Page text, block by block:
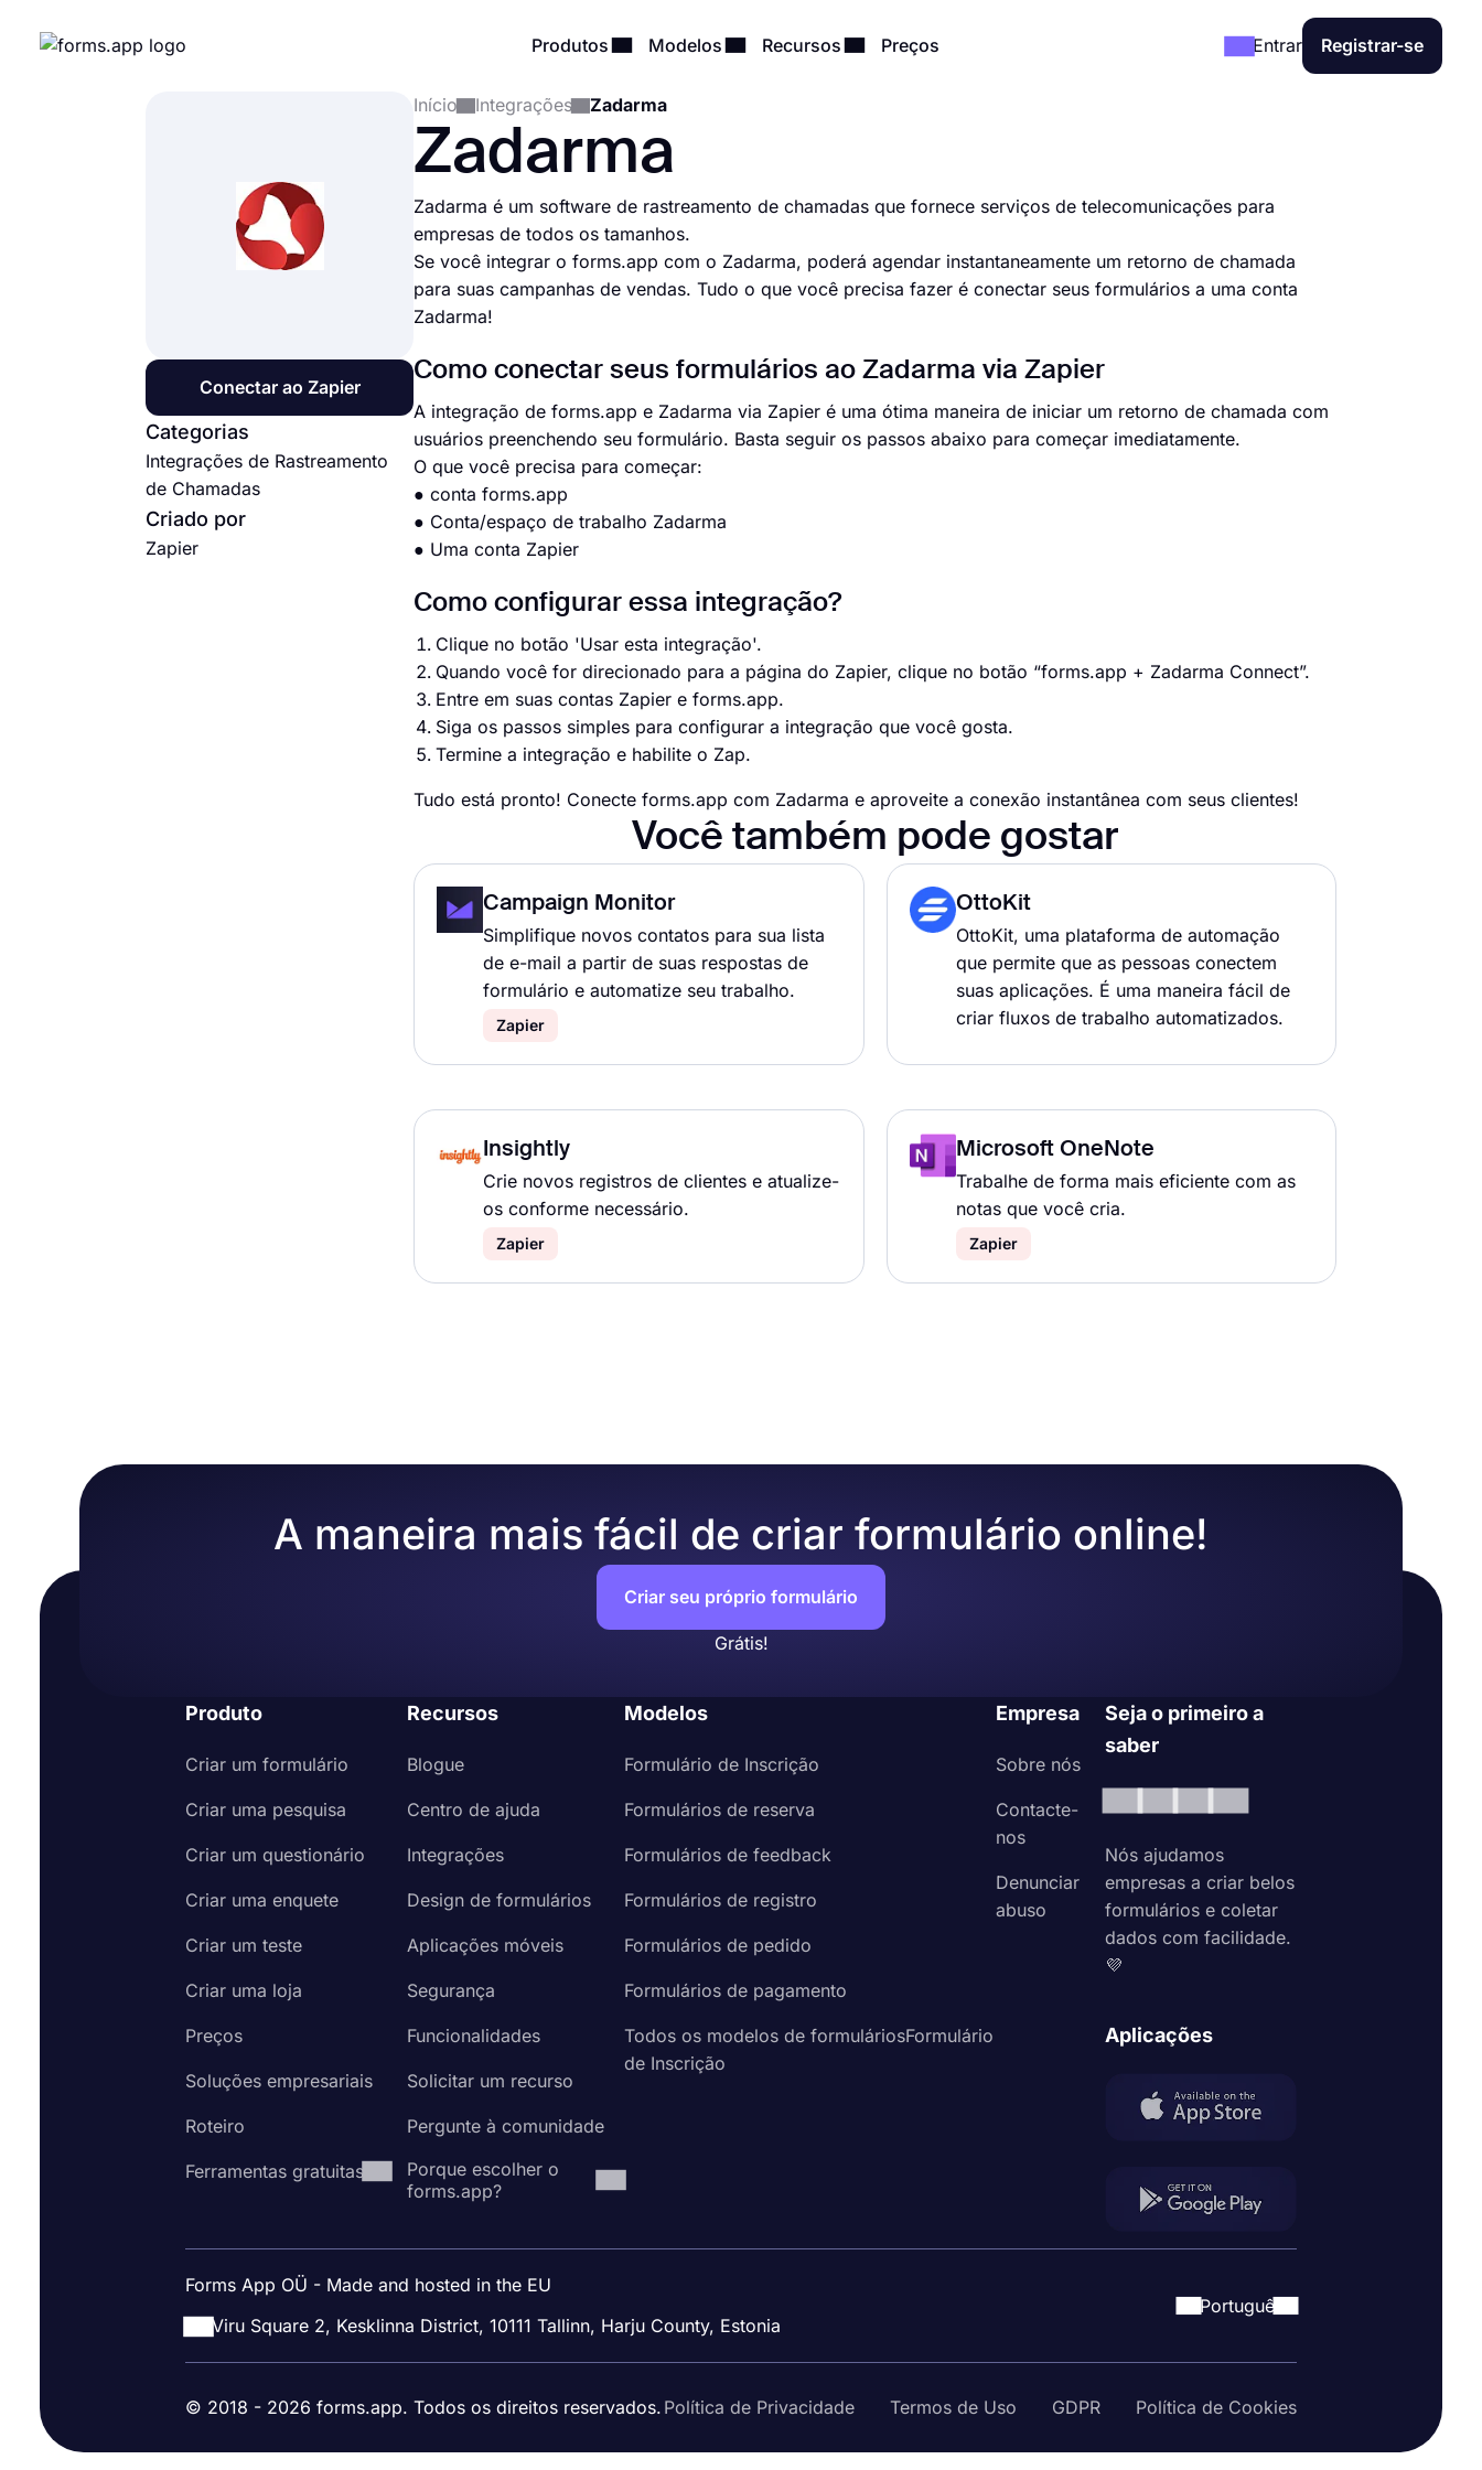
Produtos Modelos Recursos Preços Entrar Registrar-se
Conectar ao Zapier
Categorias
Integrações de Rastreamento
de Chamadas
Criado por
Zapier
Início Integrações Zadarma
Zadarma
Zadarma é um software de rastreamento de chamadas que fornece serviços de telecomunicações para
empresas de todos os tamanhos.
Se você integrar o forms.app com o Zadarma, poderá agendar instantaneamente um retorno de chamada
para suas campanhas de vendas. Tudo o que você precisa fazer é conectar seus formulários a uma conta
Zadarma!
Como conectar seus formulários ao Zadarma via Zapier
A integração de forms.app e Zadarma via Zapier é uma ótima maneira de iniciar um retorno de chamada com
usuários preenchendo seu formulário. Basta seguir os passos abaixo para começar imediatamente.
O que você precisa para começar:
● conta forms.app
● Conta/espaço de trabalho Zadarma
● Uma conta Zapier
Como configurar essa integração?
Clique no botão 'Usar esta integração'.
Quando você for direcionado para a página do Zapier, clique no botão “forms.app + Zadarma Connect”.
Entre em suas contas Zapier e forms.app.
Siga os passos simples para configurar a integração que você gosta.
Termine a integração e habilite o Zap.
Tudo está pronto! Conecte forms.app com Zadarma e aproveite a conexão instantânea com seus clientes!
Você também pode gostar
Campaign Monitor
Simplifique novos contatos para sua lista
de e-mail a partir de suas respostas de
formulário e automatize seu trabalho.
Zapier
OttoKit
OttoKit, uma plataforma de automação
que permite que as pessoas conectem
suas aplicações. É uma maneira fácil de
criar fluxos de trabalho automatizados.
Insightly
Crie novos registros de clientes e atualize-
os conforme necessário.
Zapier
Microsoft OneNote
Trabalhe de forma mais eficiente com as
notas que você cria.
Zapier
A maneira mais fácil de criar formulário online!
Criar seu próprio formulário
Grátis!
Produto
Criar um formulário
Criar uma pesquisa
Criar um questionário
Criar uma enquete
Criar um teste
Criar uma loja
Preços
Soluções empresariais
Roteiro
Ferramentas gratuitas
Recursos
Blogue
Centro de ajuda
Integrações
Design de formulários
Aplicações móveis
Segurança
Funcionalidades
Solicitar um recurso
Pergunte à comunidade
Porque escolher o
forms.app?
Modelos
Formulário de Inscrição
Formulários de reserva
Formulários de feedback
Formulários de registro
Formulários de pedido
Formulários de pagamento
Todos os modelos de formuláriosFormulário
de Inscrição
Empresa
Sobre nós
Contacte-
nos
Denunciar
abuso
Seja o primeiro a
saber
Nós ajudamos
empresas a criar belos
formulários e coletar
dados com facilidade.
💜
Aplicações
Forms App OÜ - Made and hosted in the EU
Viru Square 2, Kesklinna District, 10111 Tallinn, Harju County, Estonia
Portuguê
© 2018 - 2026 forms.app. Todos os direitos reservados. Política de Privacidade Termos de Uso GDPR Política de Cookies